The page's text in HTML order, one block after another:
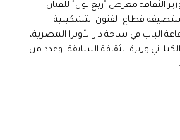
الثقافة معرض "ربع تون" للفنان
قطاع الفنون التشكيلية
الباب في ساحة دار الأوبرا المصرية،
وزيرة الثقافة السابقة، وعدد من